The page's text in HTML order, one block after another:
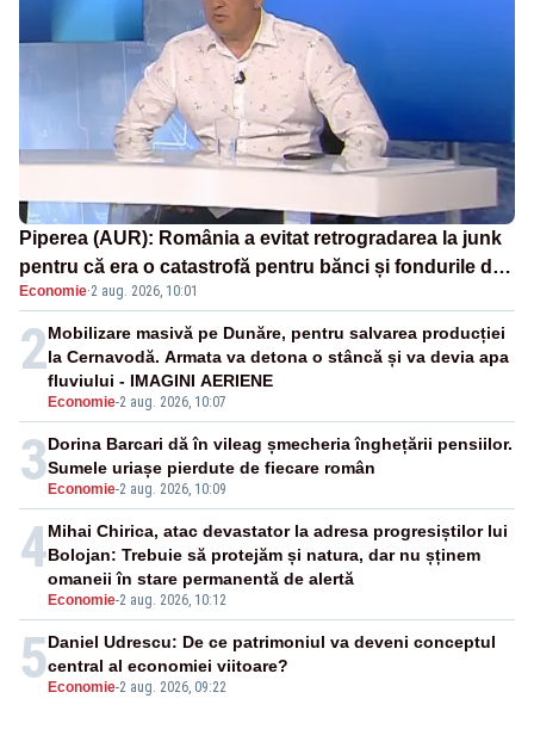
Piperea (AUR): România a evitat retrogradarea la junk
pentru că era o catastrofă pentru bănci și fondurile de
pensii
Economie·2 aug. 2026, 10:01
2
Economie-2 aug. 2026, 10:07
Mobilizare masivă pe Dunăre, pentru salvarea producției
la Cernavodă. Armata va detona o stâncă și va devia apa
fluviului - IMAGINI AERIENE
3 Economie-2 aug. 2026, 10:09
Dorina Barcari dă în vileag șmecheria înghețării pensiilor.
Sumele uriașe pierdute de fiecare român
4
Economie-2 aug. 2026, 10:12
Mihai Chirica, atac devastator la adresa progresiștilor lui
Bolojan: Trebuie să protejăm și natura, dar nu șținem
omaneii în stare permanentă de alertă
5 Economie-2 aug. 2026, 09:22
Daniel Udrescu: De ce patrimoniul va deveni conceptul
central al economiei viitoare?